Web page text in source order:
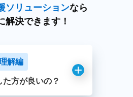
ソリューションなら
解決できます！
解編
方が良いの？